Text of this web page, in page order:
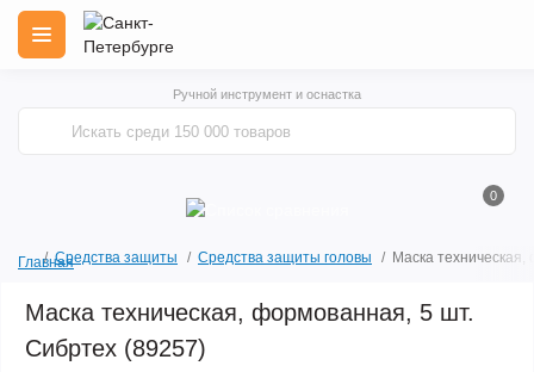
Ручной инструмент и оснастка
0
ГлавнаяСредства защиты Средства защиты головы Маска
Маска техническая, формованная, 5 шт.
Сибртех (89257)